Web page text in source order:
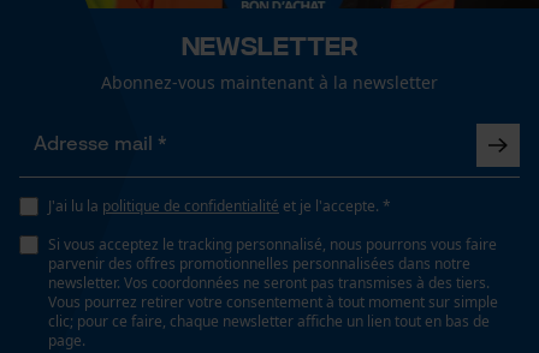
Newsletter
Abonnez-vous maintenant à la newsletter
J'ai lu la politique de confidentialité et je l'accepte. *
Si vous acceptez le tracking personnalisé, nous pourrons vous faire
parvenir des offres promotionnelles personnalisées dans notre
newsletter. Vos coordonnées ne seront pas transmises à des tiers.
Vous pourrez retirer votre consentement à tout moment sur simple
clic; pour ce faire, chaque newsletter affiche un lien tout en bas de
page.